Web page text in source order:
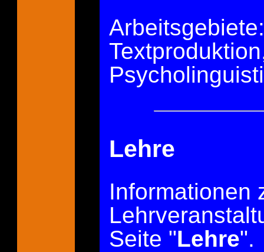
Lehre
Informationen
Seite "Lehre".